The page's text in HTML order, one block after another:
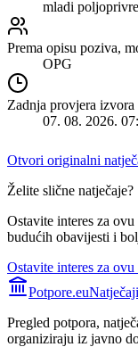
mladi
Prema opisu poziva,
OPG
Zadnja provjera izvora
07. 08. 2026.
Otvori originalni
Želite slične natječaje?
Ostavite interes za
budućih obavijesti i
Ostavite interes za
Potpore.eu
Pregled potpora,
organiziraju iz javno